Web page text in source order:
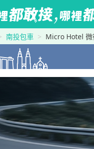
南投包車 Micro Hotel 微